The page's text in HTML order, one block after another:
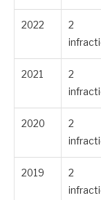
2022
2
2021
2
2020
2
2019
2